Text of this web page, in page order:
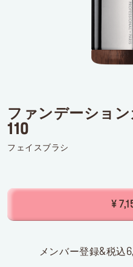
ファンデーショ
110
フェイスブラシ
¥
メンバー登録&税込